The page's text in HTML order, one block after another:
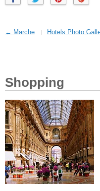
← Marche Hotels Photo
Shopping